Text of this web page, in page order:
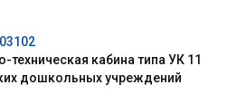
техническая кабина типа УК 11
дошкольных учреждений